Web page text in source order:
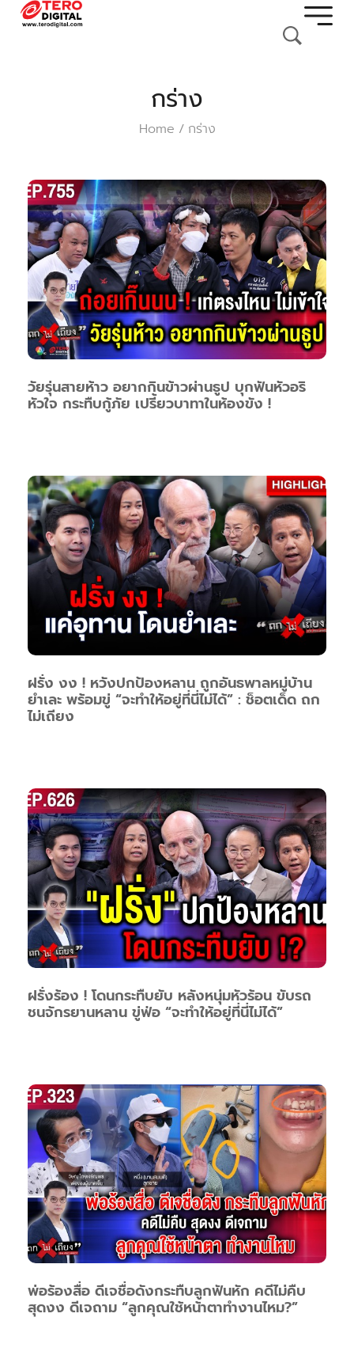
กร่าง
Home / กร่าง
วัยรุ่นสายห้าว อยากกินข้าวผ่านธูป บุกฟันหัวอริ
หัวใจ กระทืบกู้ภัย เปรี้ยวบาทาในห้องขัง !
ฝรั่ง งง ! หวังปกป้องหลาน ถูกอันธพาลหมู่บ้าน
ยำเละ พร้อมขู่ “จะทำให้อยู่ที่นี่ไม่ได้” : ช็อตเด็ด ถก
ไม่เถียง
ฝรั่งร้อง ! โดนกระทืบยับ หลังหนุ่มหัวร้อน ขับรถ
ชนจักรยานหลาน ขู่ฟ่อ “จะทำให้อยู่ที่นี่ไม่ได้”
พ่อร้องสื่อ ดีเจชื่อดังกระทืบลูกฟันหัก คดีไม่คืบ
สุดงง ดีเจถาม “ลูกคุณใช้หน้าตาทำงานไหม?”